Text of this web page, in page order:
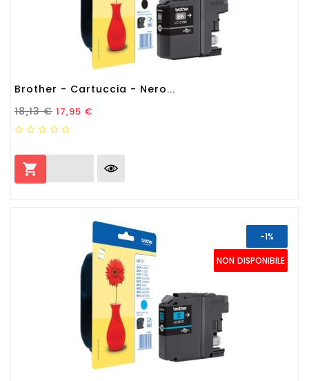
Brother - Cartuccia - Nero...
Prezzo Standard
18,13 € Prezzo
17,95 €

NON DISPONIBILE
-1%